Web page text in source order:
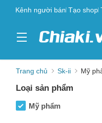
Kênh người bán Tạo shop
Trang chủ Sk-ii Mỹ
Loại sản phẩm
Mỹ phẩm